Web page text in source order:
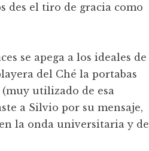
des el tiro de gracia como
se apega a los ideales de
del Ché la portabas
utilizado de esa
a Silvio por su mensaje,
la onda universitaria y de